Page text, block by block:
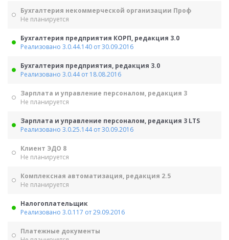
Бухгалтерия некоммерческой организации Проф
Не планируется
Бухгалтерия предприятия КОРП, редакция 3.0
Реализовано 3.0.44.140 от 30.09.2016
Бухгалтерия предприятия, редакция 3.0
Реализовано 3.0.44 от 18.08.2016
Зарплата и управление персоналом, редакция 3
Не планируется
Зарплата и управление персоналом, редакция 3 LTS
Реализовано 3.0.25.144 от 30.09.2016
Клиент ЭДО 8
Не планируется
Комплексная автоматизация, редакция 2.5
Не планируется
Налогоплательщик
Реализовано 3.0.117 от 29.09.2016
Платежные документы